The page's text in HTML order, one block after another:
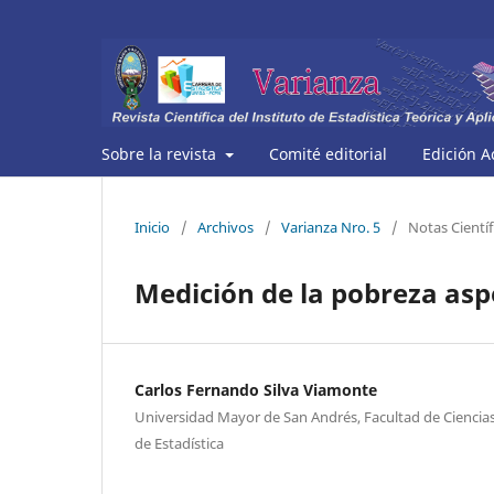
Sobre la revista Comité editorial Edición
Inicio / Archivos / Varianza Nro. 5 / Notas
Medición de la pobreza
Carlos Fernando Silva Viamonte
Universidad Mayor de San Andrés, Facultad de
de Estadística